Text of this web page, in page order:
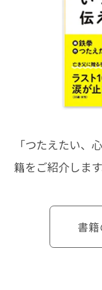
「つたえたい、
籍をご紹介します
書